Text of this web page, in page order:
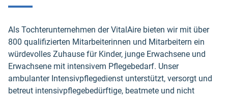
Als Tochterunternehmen der VitalAire bieten wir mit über
800 qualifizierten Mitarbeiterinnen und Mitarbeitern ein
würdevolles Zuhause für Kinder, junge Erwachsene und
Erwachsene mit intensivem Pflegebedarf. Unser
ambulanter Intensivpflegedienst unterstützt, versorgt und
betreut intensivpflegebedürftige, beatmete und nicht